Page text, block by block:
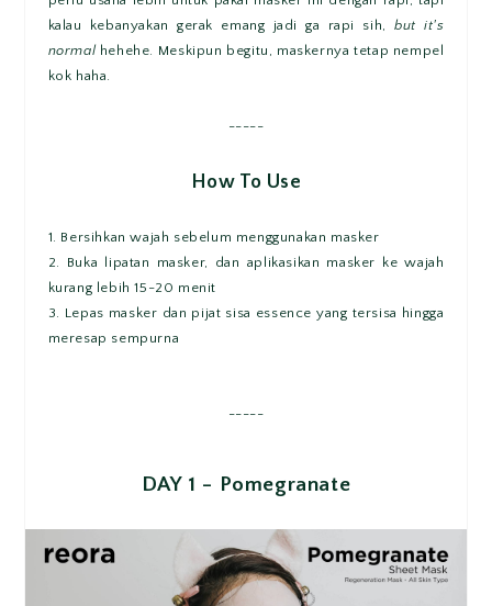
kalau kebanyakan gerak emang jadi ga rapi sih, but it's
normal hehehe. Meskipun begitu, maskernya tetap nempel
kok haha.
-----
How To Use
1. Bersihkan wajah sebelum menggunakan masker
2. Buka lipatan masker, dan aplikasikan masker ke wajah
kurang lebih 15-20 menit
3. Lepas masker dan pijat sisa essence yang tersisa hingga
meresap sempurna
-----
DAY 1 - Pomegranate